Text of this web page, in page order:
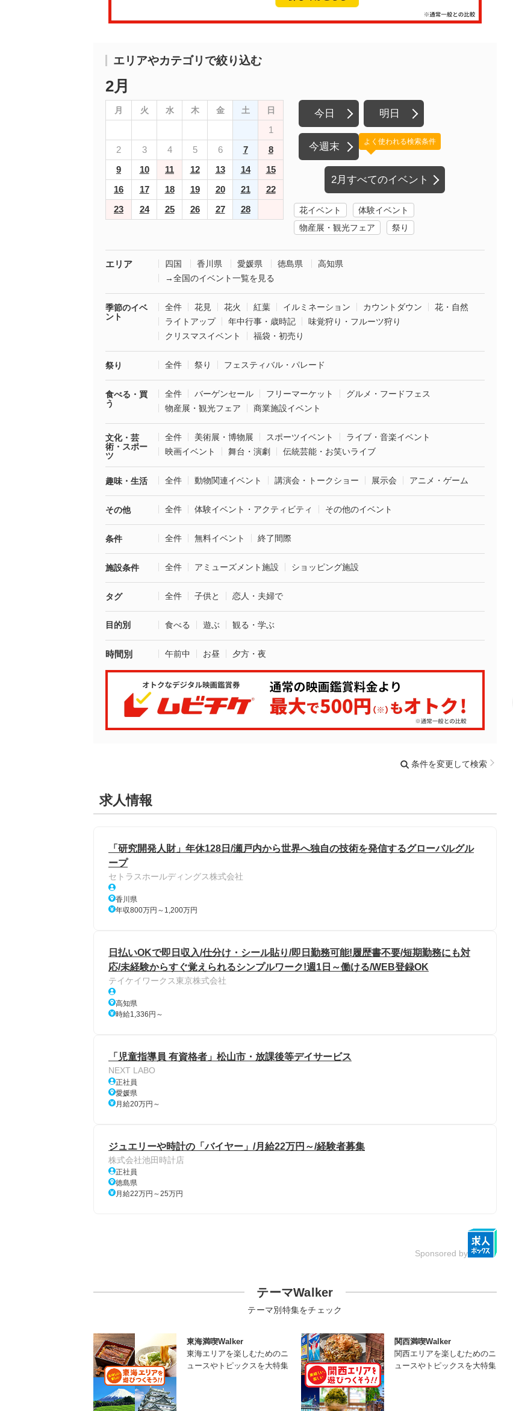
エリアやカテゴリで絞り込む
2月
月 火 水 木 金 土 日
1
2
3 4 5 6 7
8
9
10 11 12 13 14
15
16
17 18 19 20 21
22
23
24 25 26 27 28
今日 明日
今週末
2月すべてのイベント
よく使われる検索条件
花イベント
体験イベント
物産展・観光フェア
祭り
エリア 四国 香川県 愛媛県 徳島県
高知県
→全国のイベント一覧を見る
季節のイベ
ント
全件 花見 花火 紅葉 イルミネーション カウントダウン
花・自然
ライトアップ
年中行事・歳時記
味覚狩り・フルーツ狩り
クリスマスイベント
福袋・初売り
祭り 全件 祭り フェスティバル・パレード
食べる・買
う
全件 バーゲンセール フリーマーケット
グルメ・フードフェス
物産展・観光フェア
商業施設イベント
文化・芸
術・スポー
ツ
全件 美術展・博物展 スポーツイベント
ライブ・音楽イベント
映画イベント
舞台・演劇 伝統芸能・お笑いライブ
趣味・生活 全件 動物関連イベント 講演会・トークショー 展示会 アニメ・ゲーム
その他 全件 体験イベント・アクティビティ その他のイベント
条件 全件 無料イベント 終了間際
施設条件 全件 アミューズメント施設 ショッピング施設
タグ 全件 子供と 恋人・夫婦で
目的別 食べる 遊ぶ 観る・学ぶ
時間別 午前中 お昼 夕方・夜
条件を変更して検索
求人情報
「研究開発人財」年休128日/瀬戸内から世界へ独自の技術を発信するグローバルグル
ープ
セトラスホールディングス株式会社
香川県
年収800万円～1,200万円
日払いOKで即日収入/仕分け・シール貼り/即日勤務可能!履歴書不要/短期勤務にも対
応/未経験からすぐ覚えられるシンプルワーク!週1日～働ける/WEB登録OK
テイケイワークス東京株式会社
高知県
時給1,336円～
「児童指導員 有資格者」松山市・放課後等デイサービス
NEXT LABO
正社員
愛媛県
月給20万円～
ジュエリーや時計の「バイヤー」/月給22万円～/経験者募集
株式会社池田時計店
正社員
徳島県
月給22万円～25万円
Sponsored by
テーマWalker
テーマ別特集をチェック
東海満喫Walker
東海エリアを楽しむためのニ
ュースやトピックスを大特集
関西満喫Walker
関西エリアを楽しむためのニ
ュースやトピックスを大特集